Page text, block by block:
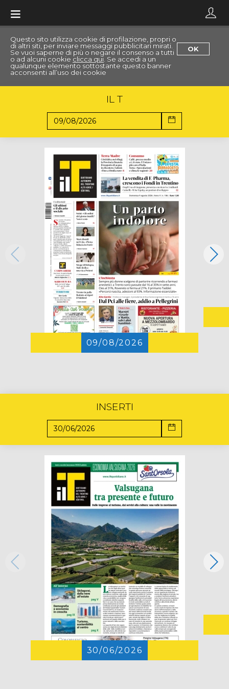
Questo sito utilizza cookie di profilazione, propri o
di altri siti, per inviare messaggi pubblicitari mirati.
Se vuoi saperne di più o negare il consenso a tutti
o ad alcuni cookie clicca qui . Se accedi a un
qualunque elemento sottostante questo banner
acconsenti all’uso dei cookie
OK
IL T
09/08/2026
INSERTI
30/06/2026
Toggle
navigation